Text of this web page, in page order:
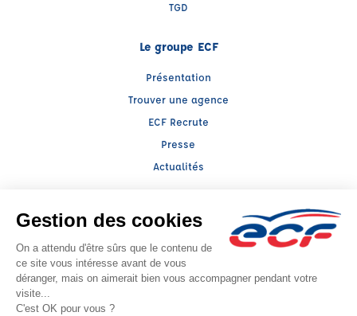
TGD
Le groupe ECF
Présentation
Trouver une agence
ECF Recrute
Presse
Actualités
Facebook (nouvelle fenêtre)
Instagram (nouvelle fenêtre)
LinkedIn (nouvelle fenêtre)
TikTok (nouvelle fenêtre)
Raison sociale : LLERENA ALSACE - Capital social: 100000€
SIREN: 393817259 - Numéro de TVA intracommunautaire: FR 34 393817259
Agrément n°E1206700150